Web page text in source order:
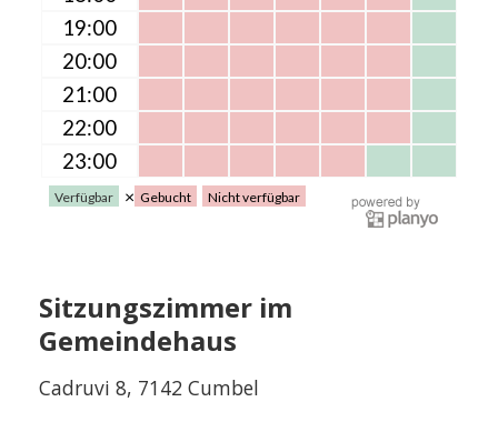
Sitzungszimmer im
Gemeindehaus
Cadruvi 8, 7142 Cumbel